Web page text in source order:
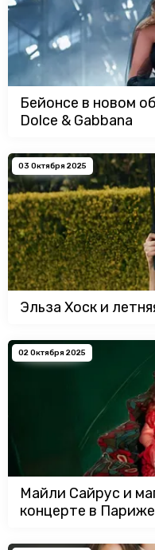
Бейонсе в новом
Dolce & Gabbana
03 Октября 2025
Эльза Хоск и
02 Октября 2025
Майли Сайрус и
концерте в Париже